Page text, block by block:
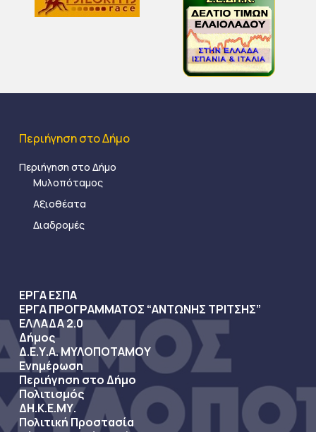
Περιήγηση στο Δήμο
Περιήγηση στο Δήμο
Μυλοπόταμος
Αξιοθέατα
Διαδρομές
ΕΡΓΑ ΕΣΠΑ
ΕΡΓΑ ΠΡΟΓΡΑΜΜΑΤΟΣ “ΑΝΤΩΝΗΣ ΤΡΙΤΣΗΣ”
ΕΛΛΑΔΑ 2.0
Δήμος
Δ.Ε.Υ.Α. ΜΥΛΟΠΟΤΑΜΟΥ
Ενημέρωση
Περιήγηση στο Δήμο
Πολιτισμός
ΔΗ.Κ.Ε.ΜΥ.
Πολιτική Προστασία